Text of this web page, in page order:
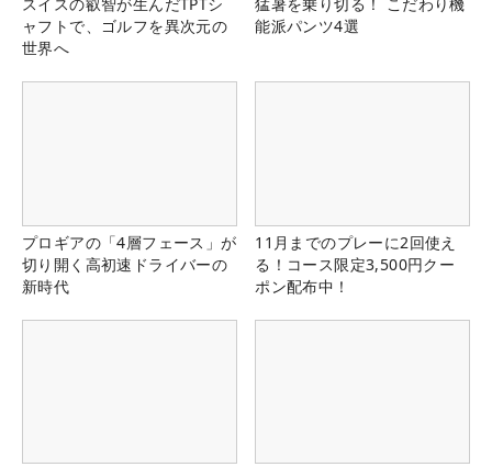
スイスの叡智が生んだTPTシ
ャフトで、ゴルフを異次元の
世界へ
猛暑を乗り切る！ こだわり機
能派パンツ4選
プロギアの「4層フェース」が
切り開く高初速ドライバーの
新時代
11月までのプレーに2回使え
る！コース限定3,500円クー
ポン配布中！